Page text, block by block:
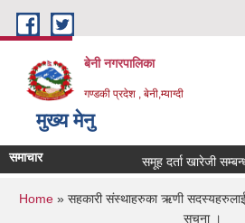
Skip to main content
बेनी नगरपालिका
गण्डकी प्रदेश , बेनी,म्याग्दी
मुख्य मेनु
समाचार समूह दर्ता खारेजी
You are here
Home » सहकारी संस्थाहरुका ऋणी
सूचना ।